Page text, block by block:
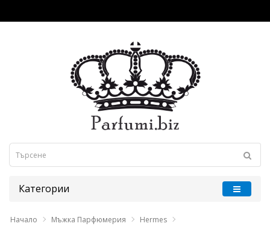
Категории
Начало Мъжка Парфюмерия Hermes